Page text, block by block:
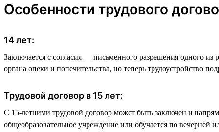
Особенности трудового
14 лет:
Заключается с согласия — письменного разрешения одного
органа опеки и попечительства, но теперь трудоустройство
Трудовой договор в 15 лет:
С 15-летними трудовой договор может быть заключен и
общеобразовательное учреждение или обучается по